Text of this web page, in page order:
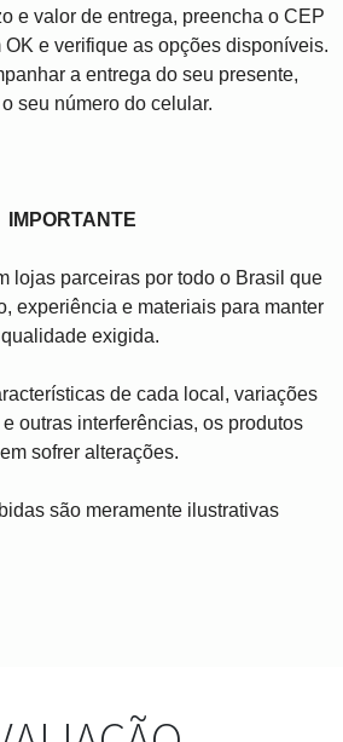
e valor de entrega, preencha o CEP
e verifique as opções disponíveis.
a entrega do seu presente,
seu número do celular.
IMPORTANTE
lojas parceiras por todo o Brasil que
experiência e materiais para manter
exigida.
de cada local, variações
outras interferências, os produtos
sofrer alterações.
são meramente ilustrativas